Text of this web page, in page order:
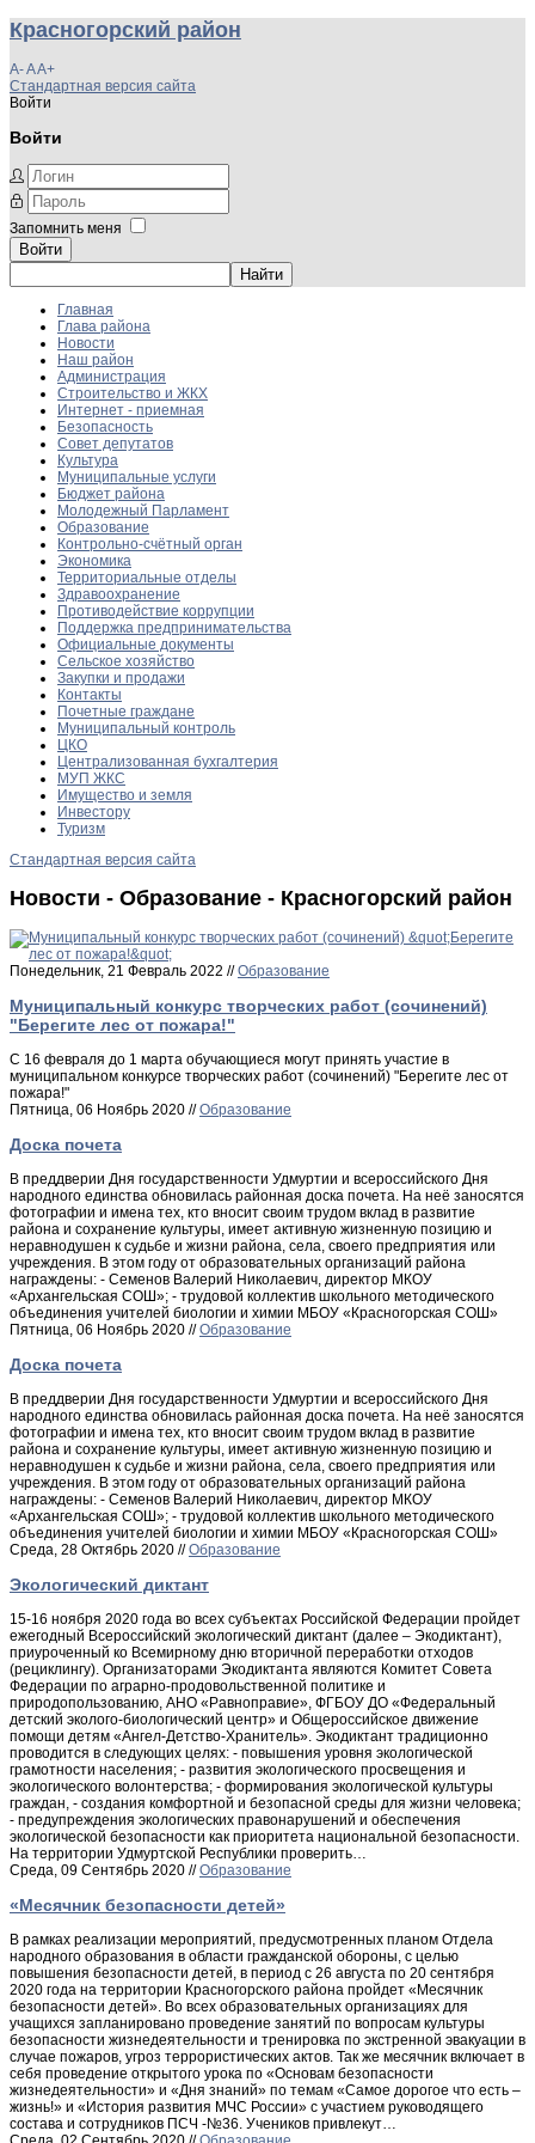
Красногорский район
A-AA+
Стандартная версия сайта
Войти
Войти
Запомнить меня
Войти
Главная
Глава района
Новости
Наш район
Администрация
Строительство и ЖКХ
Интернет - приемная
Безопасность
Совет депутатов
Культура
Муниципальные услуги
Бюджет района
Молодежный Парламент
Образование
Контрольно-счётный орган
Экономика
Территориальные отделы
Здравоохранение
Противодействие коррупции
Поддержка предпринимательства
Официальные документы
Сельское хозяйство
Закупки и продажи
Контакты
Почетные граждане
Муниципальный контроль
ЦКО
Централизованная бухгалтерия
МУП ЖКС
Имущество и земля
Инвестору
Туризм
Стандартная версия сайта
Новости - Образование - Красногорский район
Понедельник, 21 Февраль 2022 //Образование
Муниципальный конкурс творческих работ (сочинений)
"Берегите лес от пожара!"
С 16 февраля до 1 марта обучающиеся могут принять участие в
муниципальном конкурсе творческих работ (сочинений) "Берегите лес от
пожара!"
Пятница, 06 Ноябрь 2020 //Образование
Доска почета
В преддверии Дня государственности Удмуртии и всероссийского Дня
народного единства обновилась районная доска почета. На неё заносятся
фотографии и имена тех, кто вносит своим трудом вклад в развитие
района и сохранение культуры, имеет активную жизненную позицию и
неравнодушен к судьбе и жизни района, села, своего предприятия или
учреждения. В этом году от образовательных организаций района
награждены: - Семенов Валерий Николаевич, директор МКОУ
«Архангельская СОШ»; - трудовой коллектив школьного методического
объединения учителей биологии и химии МБОУ «Красногорская СОШ»
Пятница, 06 Ноябрь 2020 //Образование
Доска почета
В преддверии Дня государственности Удмуртии и всероссийского Дня
народного единства обновилась районная доска почета. На неё заносятся
фотографии и имена тех, кто вносит своим трудом вклад в развитие
района и сохранение культуры, имеет активную жизненную позицию и
неравнодушен к судьбе и жизни района, села, своего предприятия или
учреждения. В этом году от образовательных организаций района
награждены: - Семенов Валерий Николаевич, директор МКОУ
«Архангельская СОШ»; - трудовой коллектив школьного методического
объединения учителей биологии и химии МБОУ «Красногорская СОШ»
Среда, 28 Октябрь 2020 //Образование
Экологический диктант
15-16 ноября 2020 года во всех субъектах Российской Федерации пройдет
ежегодный Всероссийский экологический диктант (далее – Экодиктант),
приуроченный ко Всемирному дню вторичной переработки отходов
(рециклингу). Организаторами Экодиктанта являются Комитет Совета
Федерации по аграрно-продовольственной политике и
природопользованию, АНО «Равноправие», ФГБОУ ДО «Федеральный
детский эколого-биологический центр» и Общероссийское движение
помощи детям «Ангел-Детство-Хранитель». Экодиктант традиционно
проводится в следующих целях: - повышения уровня экологической
грамотности населения; - развития экологического просвещения и
экологического волонтерства; - формирования экологической культуры
граждан, - создания комфортной и безопасной среды для жизни человека;
- предупреждения экологических правонарушений и обеспечения
экологической безопасности как приоритета национальной безопасности.
На территории Удмуртской Республики проверить…
Среда, 09 Сентябрь 2020 //Образование
«Месячник безопасности детей»
В рамках реализации мероприятий, предусмотренных планом Отдела
народного образования в области гражданской обороны, с целью
повышения безопасности детей, в период с 26 августа по 20 сентября
2020 года на территории Красногорского района пройдет «Месячник
безопасности детей». Во всех образовательных организациях для
учащихся запланировано проведение занятий по вопросам культуры
безопасности жизнедеятельности и тренировка по экстренной эвакуации в
случае пожаров, угроз террористических актов. Так же месячник включает в
себя проведение открытого урока по «Основам безопасности
жизнедеятельности» и «Дня знаний» по темам «Самое дорогое что есть –
жизнь!» и «История развития МЧС России» с участием руководящего
состава и сотрудников ПСЧ -№36. Учеников привлекут…